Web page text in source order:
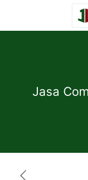
Jasa